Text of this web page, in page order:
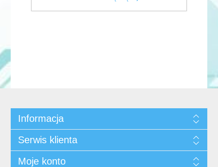
Informacja
Serwis klienta
Moje konto